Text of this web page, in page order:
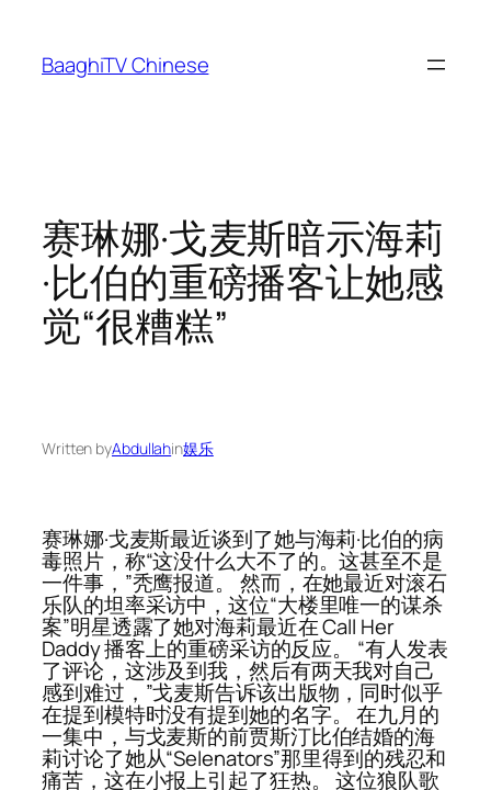
content
BaaghiTV Chinese
赛琳娜·戈麦斯暗示海莉
·比伯的重磅播客让她感
觉“很糟糕”
Written byAbdullahin娱乐
赛琳娜·戈麦斯最近谈到了她与海莉·比伯的病
毒照片，称“这没什么大不了的。这甚至不是
一件事，”秃鹰报道。 然而，在她最近对滚石
乐队的坦率采访中，这位“大楼里唯一的谋杀
案”明星透露了她对海莉最近在 Call Her
Daddy 播客上的重磅采访的反应。 “有人发表
了评论，这涉及到我，然后有两天我对自己
感到难过，”戈麦斯告诉该出版物，同时似乎
在提到模特时没有提到她的名字。 在九月的
一集中，与戈麦斯的前贾斯汀比伯结婚的海
莉讨论了她从“Selenators”那里得到的残忍和
痛苦，这在小报上引起了狂热。 这位狼队歌